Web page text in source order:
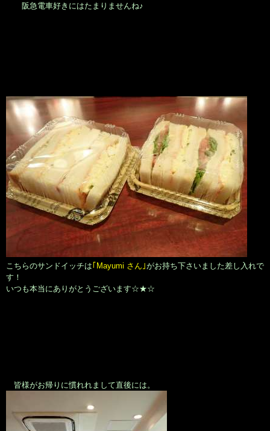
阪急電車好きにはたまりませんね♪
こちらのサンドイッチは｢Mayumi さん｣がお持ち下さいました差し入れで
す！
いつも本当にありがとうございます☆★☆
皆様がお帰りに慣れれまして直後には。